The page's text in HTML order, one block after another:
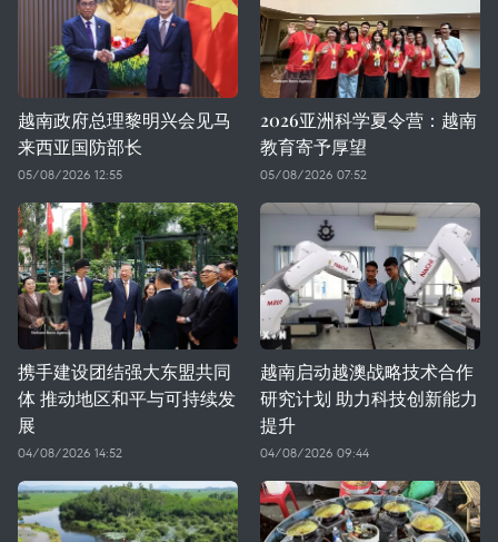
越南政府总理黎明兴会见马
来西亚国防部长
05/08/2026 12:55
2026亚洲科学夏令营：越南
教育寄予厚望
05/08/2026 07:52
携手建设团结强大东盟共同
体 推动地区和平与可持续发
展
04/08/2026 14:52
越南启动越澳战略技术合作
研究计划 助力科技创新能力
提升
04/08/2026 09:44